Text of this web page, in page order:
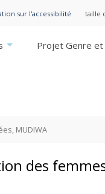
sur l'accessibilité taille
Projet Genre et
MUDIWA
des